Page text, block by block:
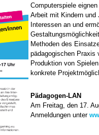
Computerspiele
Arbeit mit Kindern und
Interessen an und
Methoden des
pädagogischen Praxis
Produktion von
konkrete
Pädagogen-LAN
Am Freitag, den 17.
Anmeldungen unter